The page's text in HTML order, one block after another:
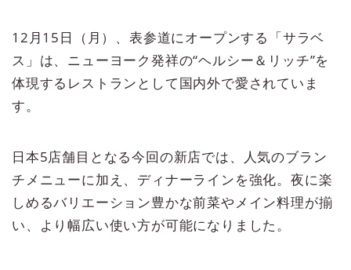
12月15日（月）、表参道にオープンする「サラベ
ス」は、ニューヨーク発祥の“ヘルシー＆リッチ”を
体現するレストランとして国内外で愛されていま
す。
日本5店舗目となる今回の新店では、人気のブラン
チメニューに加え、ディナーラインを強化。夜に楽
しめるバリエーション豊かな前菜やメイン料理が揃
い、より幅広い使い方が可能になりました。